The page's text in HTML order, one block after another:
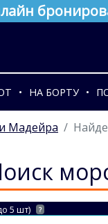
НА БОРТУ
Мадейра
5 шт) ?